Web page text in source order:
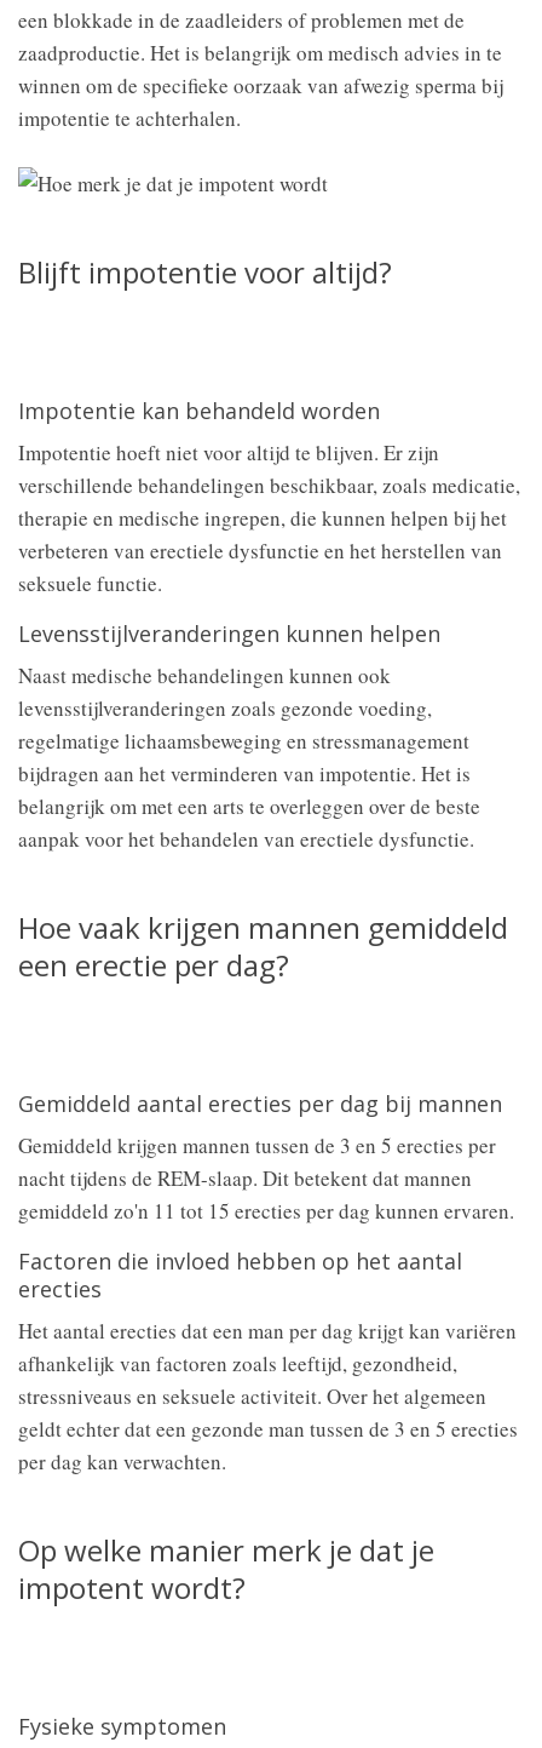
een blokkade in de zaadleiders of problemen met de
zaadproductie. Het is belangrijk om medisch advies in te
winnen om de specifieke oorzaak van afwezig sperma bij
impotentie te achterhalen.
Blijft impotentie voor altijd?
Impotentie kan behandeld worden
Impotentie hoeft niet voor altijd te blijven. Er zijn
verschillende behandelingen beschikbaar, zoals medicatie,
therapie en medische ingrepen, die kunnen helpen bij het
verbeteren van erectiele dysfunctie en het herstellen van
seksuele functie.
Levensstijlveranderingen kunnen helpen
Naast medische behandelingen kunnen ook
levensstijlveranderingen zoals gezonde voeding,
regelmatige lichaamsbeweging en stressmanagement
bijdragen aan het verminderen van impotentie. Het is
belangrijk om met een arts te overleggen over de beste
aanpak voor het behandelen van erectiele dysfunctie.
Hoe vaak krijgen mannen gemiddeld
een erectie per dag?
Gemiddeld aantal erecties per dag bij mannen
Gemiddeld krijgen mannen tussen de 3 en 5 erecties per
nacht tijdens de REM-slaap. Dit betekent dat mannen
gemiddeld zo'n 11 tot 15 erecties per dag kunnen ervaren.
Factoren die invloed hebben op het aantal
erecties
Het aantal erecties dat een man per dag krijgt kan variëren
afhankelijk van factoren zoals leeftijd, gezondheid,
stressniveaus en seksuele activiteit. Over het algemeen
geldt echter dat een gezonde man tussen de 3 en 5 erecties
per dag kan verwachten.
Op welke manier merk je dat je
impotent wordt?
Fysieke symptomen